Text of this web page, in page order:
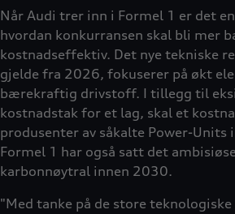
Når Audi trer inn i Formel 1 er det
hvordan konkurransen skal bli mer
kostnadseffektiv. Det nye tekniske
gjelde fra 2026, fokuserer på økt
bærekraftig drivstoff. I tillegg til
kostnadstak for et lag, skal et
produsenter av såkalte Power-
Formel 1 har også satt det
karbonnøytral innen 2030.
"Med tanke på de store teknologiske